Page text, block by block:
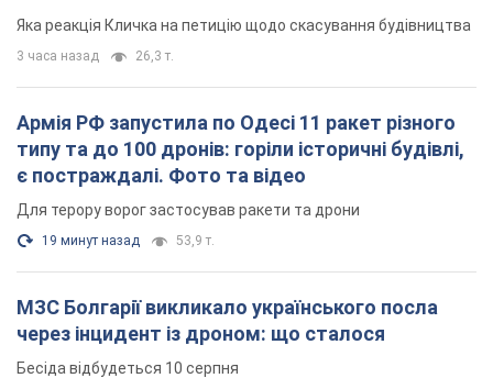
"московського вірянина"
Яка реакція Кличка на петицію щодо скасування будівництва
3 часа назад 26,3 т.
Армія РФ запустила по Одесі 11 ракет різного
типу та до 100 дронів: горіли історичні будівлі,
є постраждалі. Фото та відео
Для терору ворог застосував ракети та дрони
19 минут назад 53,9 т.
МЗС Болгарії викликало українського посла
через інцидент із дроном: що сталося
Бесіда відбудеться 10 серпня